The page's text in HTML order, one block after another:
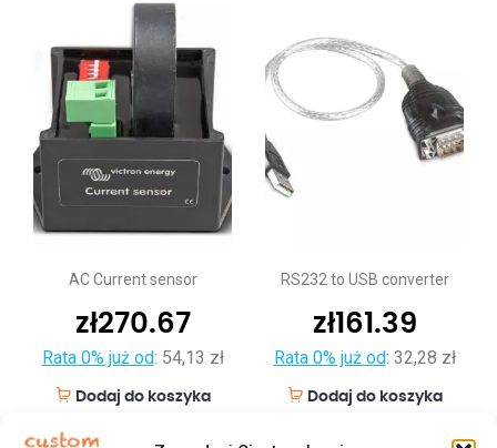
AC Current sensor
zł270.67
Rata 0% już od: 54,13 zł
Dodaj do koszyka
RS232 to USB converter
zł161.39
Rata 0% już od: 32,28 zł
Dodaj do koszyka